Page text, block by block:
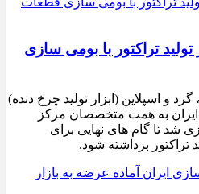
در تولید تراکتور با بومی سازی
و اسپلاین (ابزار تولید چرخ دنده)
به همت متخصصان مرکز
شد تا گام های نهایی برای